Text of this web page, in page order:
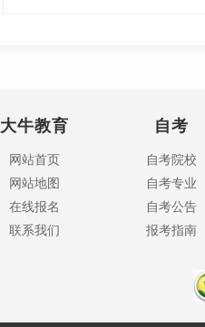
大牛教育
网站首页
网站地图
在线报名
联系我们
自考
自考院校
自考专业
自考公告
报考指南